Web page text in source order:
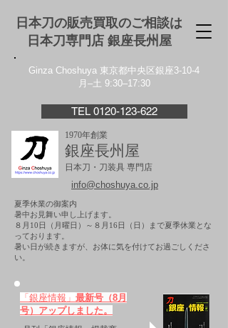
日本刀の販売買取のご相談は
日本刀専門店 銀座⻑州屋
Ginza Choshuya 東京都中央区銀座3-10-4
月–土 9:30–17:30
TEL 0120-123-622
1970年創業
銀座長州屋
日本刀・刀装具 専門店
info@choshuya.co.jp
夏季休業の御案内
暑中お見舞い申し上げます。
８月10日（月曜日）～８月16日（日）まで夏季休業とな
っております。
​暑い日が続きますが、お体に気を付けてお過ごしくださ
い。
「銀座情報」 最新号（8月
号）アップしました。